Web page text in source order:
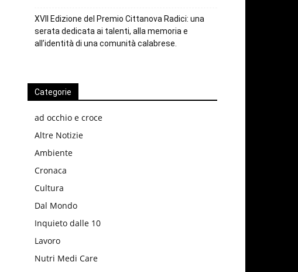
XVII Edizione del Premio Cittanova Radici: una
serata dedicata ai talenti, alla memoria e
all’identità di una comunità calabrese.
Categorie
ad occhio e croce
Altre Notizie
Ambiente
Cronaca
Cultura
Dal Mondo
Inquieto dalle 10
Lavoro
Nutri Medi Care